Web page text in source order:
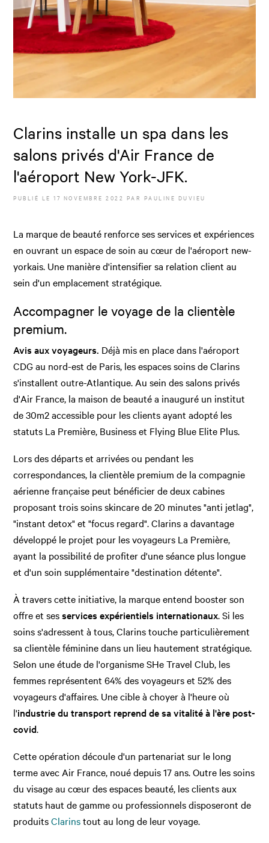
Clarins installe un spa dans les
salons privés d'Air France de
l'aéroport New York-JFK.
PUBLIÉ LE17 NOVEMBRE 2022 PAR PAULINE DUVIEU
La marque de beauté renforce ses services et expériences
en ouvrant un espace de soin au cœur de l'aéroport new-
yorkais. Une manière d'intensifier sa relation client au
sein d'un emplacement stratégique.
Accompagner le voyage de la clientèle
premium.
Avis aux voyageurs. Déjà mis en place dans l'aéroport
CDG au nord-est de Paris, les espaces soins de Clarins
s'installent outre-Atlantique. Au sein des salons privés
d'Air France, la maison de beauté a inauguré un institut
de 30m2 accessible pour les clients ayant adopté les
statuts La Première, Business et Flying Blue Elite Plus.
Lors des départs et arrivées ou pendant les
correspondances, la clientèle premium de la compagnie
aérienne française peut bénéficier de deux cabines
proposant trois soins skincare de 20 minutes "anti jetlag",
"instant detox" et "focus regard". Clarins a davantage
développé le projet pour les voyageurs La Première,
ayant la possibilité de profiter d'une séance plus longue
et d'un soin supplémentaire "destination détente".
À travers cette initiative, la marque entend booster son
offre et sesservices expérientiels internationaux. Si les
soins s'adressent à tous, Clarins touche particulièrement
sa clientèle féminine dans un lieu hautement stratégique.
Selon une étude de l'organisme SHe Travel Club, les
femmes représentent 64% des voyageurs et 52% des
voyageurs d'affaires. Une cible à choyer à l'heure où
l'industrie du transport reprend de sa vitalité à l'ère post-
covid.
Cette opération découle d'un partenariat sur le long
terme avec Air France, noué depuis 17 ans. Outre les soins
du visage au cœur des espaces beauté, les clients aux
statuts haut de gamme ou professionnels disposeront de
produitsClarinstout au long de leur voyage.